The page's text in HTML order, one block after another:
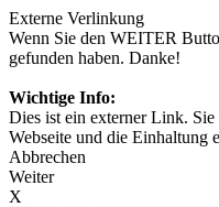
Externe Verlinkung
Wenn Sie den WEITER
gefunden haben. Danke!
Wichtige Info:
Dies ist ein externer Link. Sie
Webseite und die Einhaltung
Abbrechen
Weiter
X